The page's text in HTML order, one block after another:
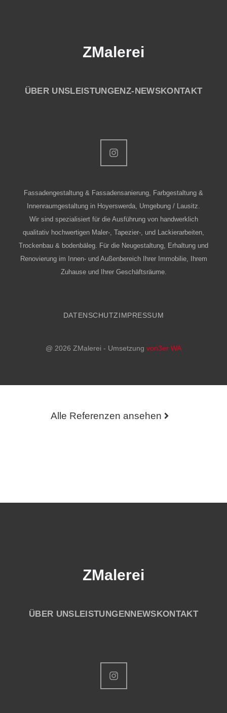
ZMalerei
ÜBER UNSLEISTUNGENZ-NEWSKONTAKT
Fassadengestaltung & Fassadensanierung, Farbgestaltung &
Innenraumgestaltung in Hoyerswerda, Umgebung / Lausitz.
Wir sind spezialisiert für die Ausführung von handwerklich
qualitativ hochwertigen Maler-, Tapezier-, und Lackierarbeiten,
Trockenbau & bodenbäleg. Für die Neugestaltung, Erhaltung und
Renovierung im Innen- und Außenbereich Ihrer Immobilie, Ihrem
Zuhause und Ihrer Geschäftsräume.
DATENSCHUTZIMPRESSUM
@ 2026 ZMalerei - Umsetzung von3er WA
Alle Referenzen ansehen
ZMalerei
ÜBER UNSLEISTUNGENNEWSKONTAKT